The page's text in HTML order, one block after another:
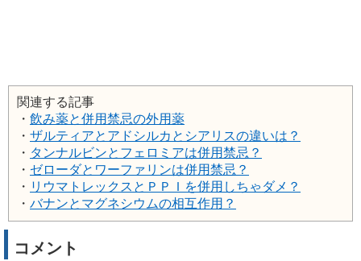
関連する記事
・ 飲み薬と併用禁忌の外用薬
・ ザルティアとアドシルカとシアリスの違いは？
・ タンナルビンとフェロミアは併用禁忌？
・ ゼローダとワーファリンは併用禁忌？
・ リウマトレックスとＰＰＩを併用しちゃダメ？
・ バナンとマグネシウムの相互作用？
コメント